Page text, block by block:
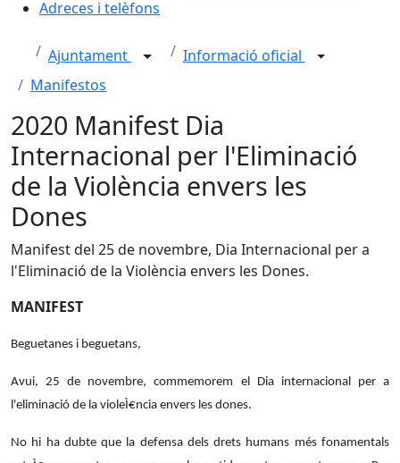
Adreces i telèfons
Ajuntament
Informació oficial
Manifestos
2020 Manifest Dia
Internacional per l'Eliminació
de la Violència envers les
Dones
Manifest del 25 de novembre, Dia Internacional per a
l'Eliminació de la Violència envers les Dones.
MANIFEST
Beguetanes i beguetans,
Avui, 25 de novembre, commemorem el Dia internacional per a
l'eliminació de la violeÌ€ncia envers les dones.
No hi ha dubte que la defensa dels drets humans més fonamentals